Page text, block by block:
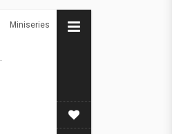
Miniseries